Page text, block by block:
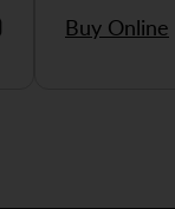
Buy Online